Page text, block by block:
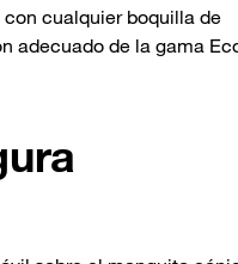
cualquier boquilla de
adecuado de la gama